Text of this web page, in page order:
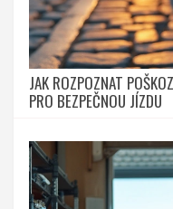
JAK ROZPOZNAT
PRO BEZPEČNOU JÍZDU